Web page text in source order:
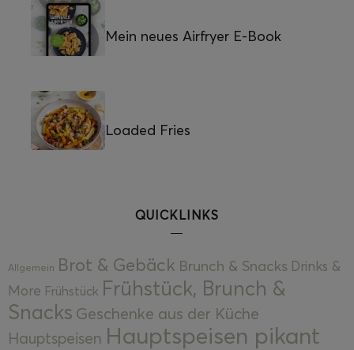
Mein neues Airfryer E-Book
Loaded Fries
QUICKLINKS
Allgemein Brot & Gebäck Brunch & Snacks Drinks &
More Frühstück Frühstück, Brunch &
Snacks Geschenke aus der Küche
Hauptspeisen Hauptspeisen pikant